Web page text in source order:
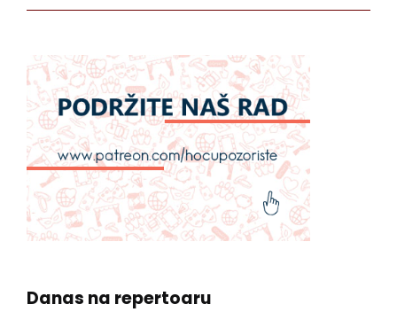
Danas na repertoaru